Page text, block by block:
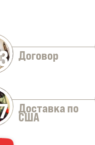
Договор
Доставка по
США